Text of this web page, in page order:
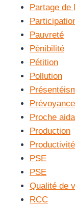
Partage de
Pauvreté
Pénibilité
Pétition
Pollution
Prévoyance
Proche
Production
Productivité
PSE
PSE
Qualité de
RCC